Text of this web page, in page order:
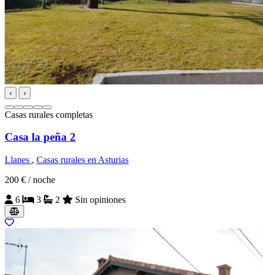
‹ ›
Casas rurales completas
Casa la peña 2
Llanes , Casas rurales en Asturias
200 € / noche
6
3 2 Sin opiniones